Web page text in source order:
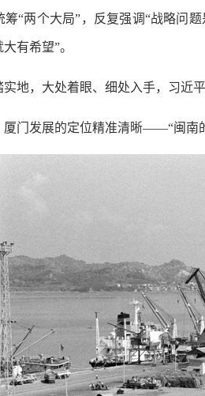
两个大局”，反复强调“战略问题
有希望”。
，大处着眼、细处入手，习近平
发展的定位精准清晰——“闽南的